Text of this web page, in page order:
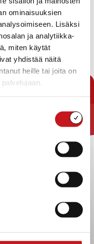
ominaisuuksien
Lisäksi
ja analytiikka-
miten käytät
yhdistää näitä
heille tai joita on
uintia torstaina
säännöt ja